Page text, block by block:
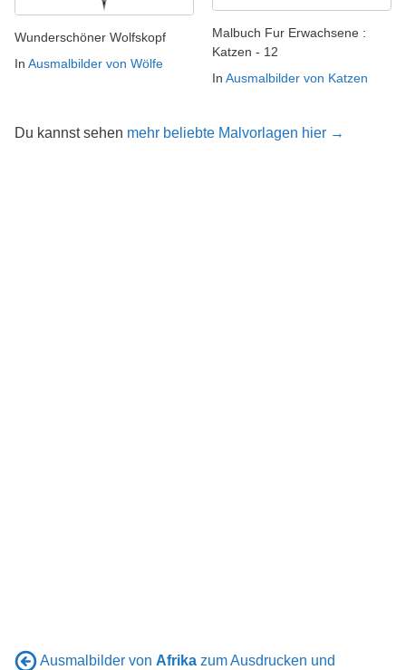
Wunderschöner Wolfskopf
In Ausmalbilder von Wölfe
Malbuch Fur Erwachsene :
Katzen - 12
In Ausmalbilder von Katzen
Du kannst sehen mehr beliebte Malvorlagen hier →
Ausmalbilder von Afrika zum Ausdrucken und